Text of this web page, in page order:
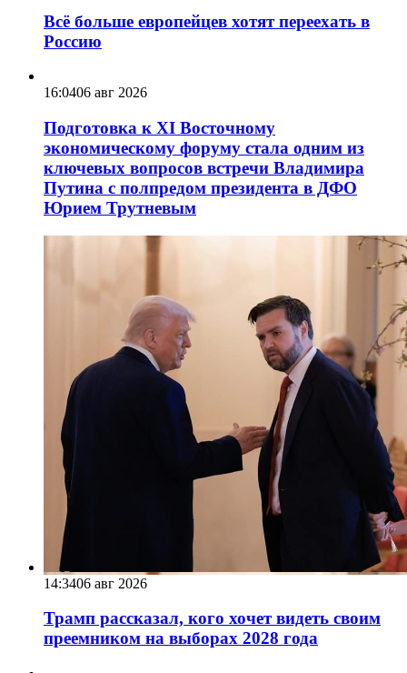
Всё больше европейцев хотят переехать в
Россию
16:0406 авг 2026
Подготовка к XI Восточному
экономическому форуму стала одним из
ключевых вопросов встречи Владимира
Путина с полпредом президента в ДФО
Юрием Трутневым
14:3406 авг 2026
Трамп рассказал, кого хочет видеть своим
преемником на выборах 2028 года